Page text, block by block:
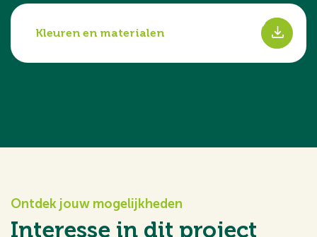
Kleuren en materialen s
Ontdek jouw mogelijkheden
Interesse in dit project